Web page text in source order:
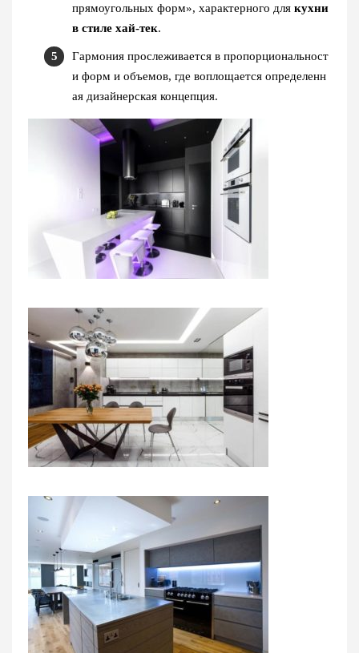
прямоугольных форм», характерного для кухни
в стиле хай-тек.
Гармония прослеживается в пропорциональност
и форм и объемов, где воплощается определенн
ая дизайнерская концепция.